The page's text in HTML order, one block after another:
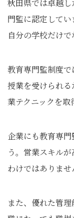
秋田県では卓越
門監に認定してい
自分の学校だけで
教育専門監制度
授業を受けられ
業テクニックを取
企業にも教育専
う。営業スキル
わけではありませ
また、優れた管